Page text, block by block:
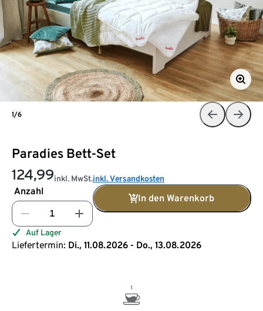
Paradies Bett-Set
124,99inkl. MwSt.inkl. Versandkosten
Anzahl
In den Warenkorb
Auf Lager
Liefertermin: Di., 11.08.2026 - Do., 13.08.2026
1/6